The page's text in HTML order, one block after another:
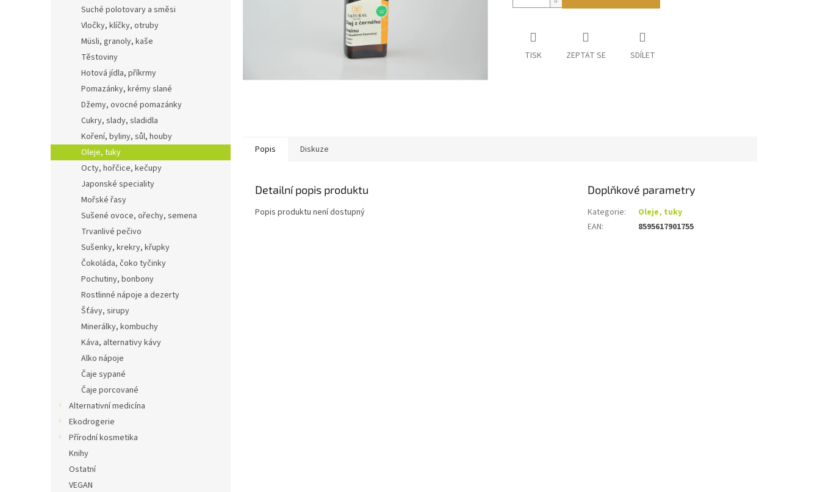
Suché polotovary a směsi
Vločky, klíčky, otruby
Müsli, granoly, kaše
Těstoviny
Hotová jídla, příkrmy
Pomazánky, krémy slané
Džemy, ovocné pomazánky
Cukry, slady, sladidla
Koření, byliny, sůl, houby
Oleje, tuky
Octy, hořčice, kečupy
Japonské speciality
Mořské řasy
Sušené ovoce, ořechy, semena
Trvanlivé pečivo
Sušenky, krekry, křupky
Čokoláda, čoko tyčinky
Pochutiny, bonbony
Rostlinné nápoje a dezerty
Šťávy, sirupy
Minerálky, kombuchy
Káva, alternativy kávy
Alko nápoje
Čaje sypané
Čaje porcované
Alternativní medicína
Ekodrogerie
Přírodní kosmetika
Knihy
Ostatní
VEGAN
TISK ZEPTAT SE SDÍLET
Popis Diskuze
Detailní popis produktu
Popis produktu není dostupný
Doplňkové parametry
Kategorie:
Oleje, tuky
EAN: 8595617901755